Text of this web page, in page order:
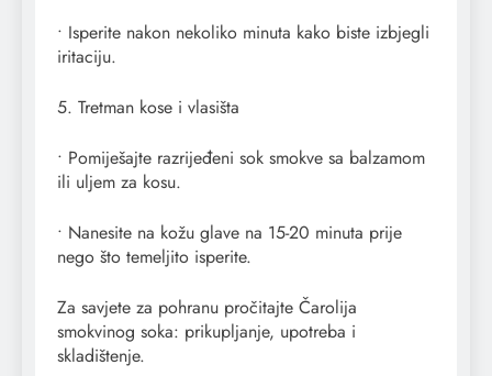
• Isperite nakon nekoliko minuta kako biste izbjegli
iritaciju.
5. Tretman kose i vlasišta
• Pomiješajte razrijeđeni sok smokve sa balzamom
ili uljem za kosu.
• Nanesite na kožu glave na 15-20 minuta prije
nego što temeljito isperite.
Za savjete za pohranu pročitajte Čarolija
smokvinog soka: prikupljanje, upotreba i
skladištenje.